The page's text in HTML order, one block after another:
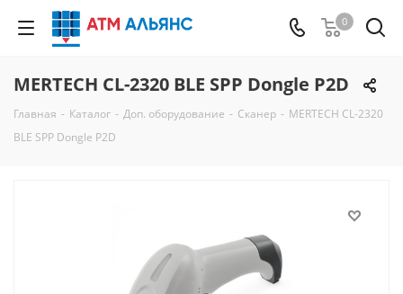
0
MERTECH CL-2320 BLE SPP Dongle P2D
Главная - Каталог - Доп. оборудование - Сканер - MERTECH CL-2320
BLE SPP Dongle P2D